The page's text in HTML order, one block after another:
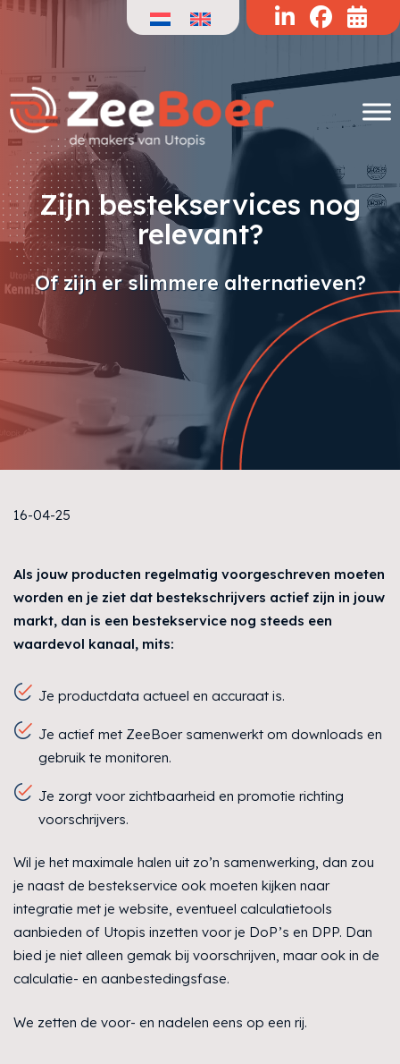
Doorgaan
inhoud
Zijn bestekservices nog
relevant?
Of zijn er slimmere alternatieven?
16-04-25
Als jouw producten regelmatig voorgeschreven moeten
worden en je ziet dat bestekschrijvers actief zijn in jouw
markt, dan is een bestekservice nog steeds een
waardevol kanaal, mits:
Je productdata actueel en accuraat is.
Je actief met ZeeBoer samenwerkt om downloads en
gebruik te monitoren.
Je zorgt voor zichtbaarheid en promotie richting
voorschrijvers.
Wil je het maximale halen uit zo’n samenwerking, dan zou
je naast de bestekservice ook moeten kijken naar
integratie met je website, eventueel calculatietools
aanbieden of Utopis inzetten voor je DoP’s en DPP. Dan
bied je niet alleen gemak bij voorschrijven, maar ook in de
calculatie- en aanbestedingsfase.
We zetten de voor- en nadelen eens op een rij.